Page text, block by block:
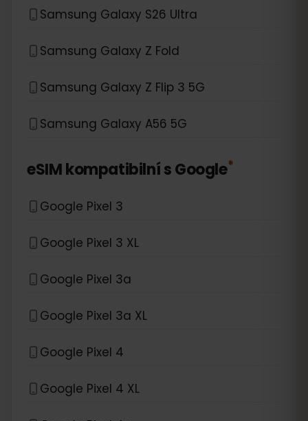
Samsung Galaxy S26 Ultra
Samsung Galaxy Z Fold
Samsung Galaxy Z Flip 3 5G
Samsung Galaxy A56 5G
eSIM kompatibilní sGoogle*
Google Pixel 3
Google Pixel 3 XL
Google Pixel 3a
Google Pixel 3a XL
Google Pixel 4
Google Pixel 4 XL